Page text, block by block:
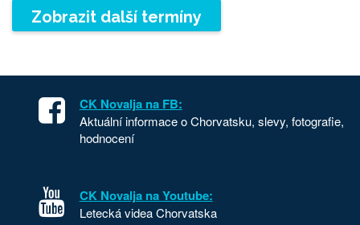
Zobrazit další termíny
CK Novalja na FB:
Aktuální informace o Chorvatsku, slevy, fotografie,
hodnocení
CK Novalja na Youtube:
Letecká videa Chorvatska